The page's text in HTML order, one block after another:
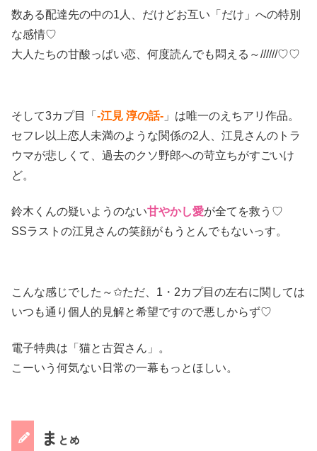
数ある配達先の中の1人、だけどお互い「だけ」への特別
な感情♡
大人たちの甘酸っぱい恋、何度読んでも悶える～//////♡♡
そして3カプ目「 -江見 淳の話- 」は唯一のえちアリ作品。
セフレ以上恋人未満のような関係の2人、江見さんのトラ
ウマが悲しくて、過去のクソ野郎への苛立ちがすごいけ
ど。
鈴木くんの疑いようのない甘やかし愛が全てを救う♡
SSラストの江見さんの笑顔がもうとんでもないっす。
こんな感じでした～✩ただ、1・2カプ目の左右に関しては
いつも通り個人的見解と希望ですので悪しからず♡
電子特典は「猫と古賀さん」。
こーいう何気ない日常の一幕もっとほしい。
ま とめ